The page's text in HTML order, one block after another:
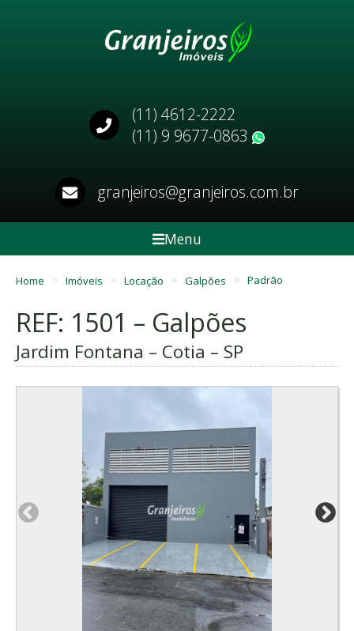
(11) 4612-2222
(11) 9 9677-0863
granjeiros@granjeiros.com.br
Menu
Home Imóveis Locação Galpões Padrão
REF: 1501 – Galpões
Jardim Fontana – Cotia – SP